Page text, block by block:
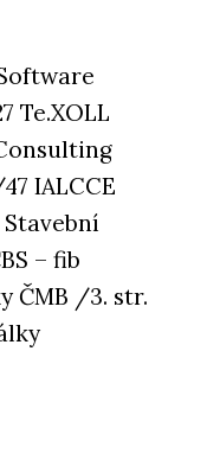
Te.XOLL
IALCCE
– fib
ČMB /3. str.